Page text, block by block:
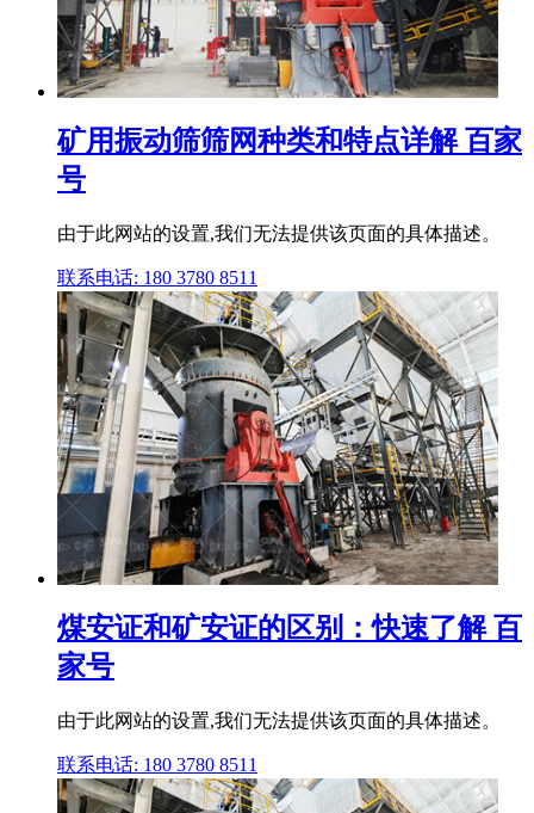
矿用振动筛筛网种类和特点详解 百家
号
由于此网站的设置,我们无法提供该页面的具体描述。
联系电话: 180 3780 8511
煤安证和矿安证的区别：快速了解 百
家号
由于此网站的设置,我们无法提供该页面的具体描述。
联系电话: 180 3780 8511